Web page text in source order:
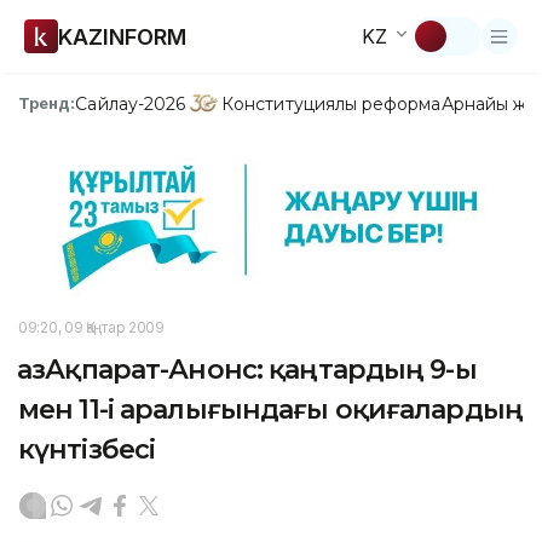
KAZINFORM KZ
Тренд:Сайлау-2026 Конституциялық реформаАрнайы
09:20, 09 Қаңтар 2009
ҚазАқпарат-Анонс: қаңтардың 9-ы
мен 11-і аралығындағы оқиғалардың
күнтізбесі